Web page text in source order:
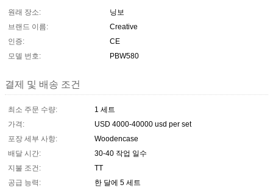
원래 장소:
닝보
브랜드 이름:
Creative
인증:
CE
모델 번호:
PBW580
결제 및 배송 조건
최소 주문 수량:
1 세트
가격:
USD 4000-40000 usd per set
포장 세부 사항:
Woodencase
배달 시간:
30-40 작업 일수
지불 조건:
TT
공급 능력:
한 달에 5 세트